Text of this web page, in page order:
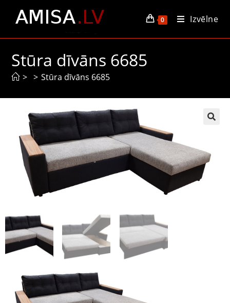
0 Izvēlne
Stūra dīvāns 6685
> > Stūra dīvāns 6685